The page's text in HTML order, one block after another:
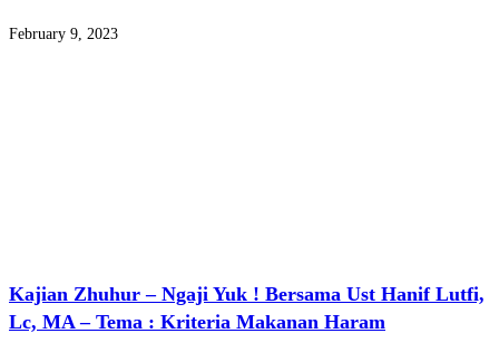
February 9, 2023
Kajian Zhuhur – Ngaji Yuk ! Bersama Ust Hanif Lutfi,
Lc, MA – Tema : Kriteria Makanan Haram